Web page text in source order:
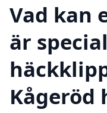
Vad kan
är
Kågeröd